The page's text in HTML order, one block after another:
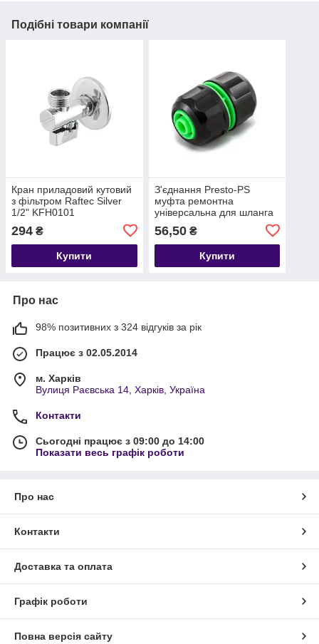
Подібні товари компанії
Кран приладовий кутовий
з фільтром Raftec Silver
1/2" KFH0101
294 ₴
Купити
З'єднання Presto-PS
муфта ремонтна
універсальна для шланга
1/2-5/8-3/4 дюйма (4043)
56,50₴
Купити
Про нас
98% позитивних з 324 відгуків за рік
Працює з 02.05.2014
м. Харків
Вулиця Раєвська 14, Харків, Україна
Контакти
Сьогодні працює з 09:00 до 14:00
Показати весь графік роботи
Про нас
Контакти
Доставка та оплата
Графік роботи
Повна версія сайту